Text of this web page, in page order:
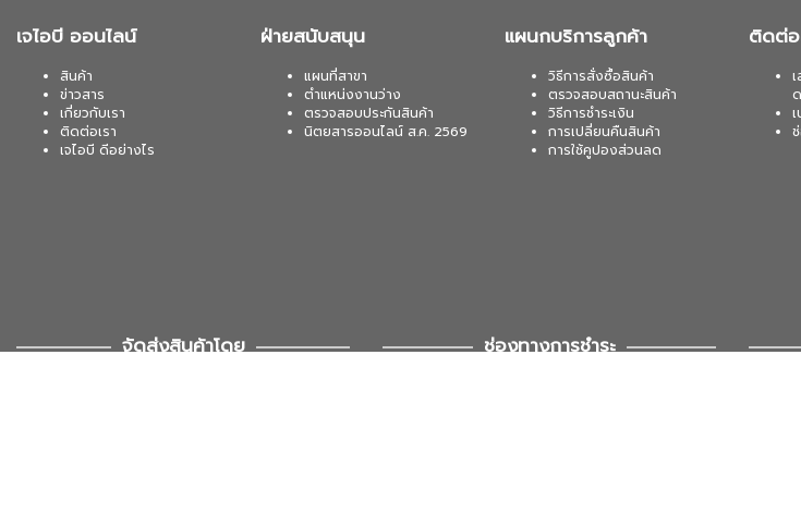
เจไอบี ออนไลน์
สินค้า
ข่าวสาร
เกี่ยวกับเรา
ติดต่อเรา
เจไอบี ดีอย่างไร
ฝ่ายสนับสนุน
แผนที่สาขา
ตำแหน่งงานว่าง
ตรวจสอบประกันสินค้า
นิตยสารออนไลน์ ส.ค. 2569
แผนกบริการลูกค้า
วิธีการสั่งซื้อสินค้า
ตรวจสอบสถานะสินค้า
วิธีการชำระเงิน
การเปลี่ยนคืนสินค้า
การใช้คูปองส่วนลด
ติดต่
จัดส่งสินค้าโดย ช่องทางการชำระ